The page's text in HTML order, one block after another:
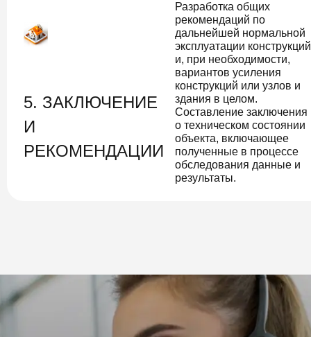
5. ЗАКЛЮЧЕНИЕ
И
РЕКОМЕНДАЦИИ
Разработка общих
рекомендаций по
дальнейшей нормальной
эксплуатации конструкций
и, при необходимости,
вариантов усиления
конструкций или узлов и
здания в целом.
Составление заключения
о техническом состоянии
объекта, включающее
полученные в процессе
обследования данные и
результаты.